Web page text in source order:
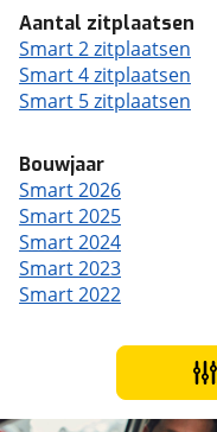
Aantal zitplaatsen
Smart 2 zitplaatsen
Smart 4 zitplaatsen
Smart 5 zitplaatsen
Bouwjaar
Smart 2026
Smart 2025
Smart 2024
Smart 2023
Smart 2022